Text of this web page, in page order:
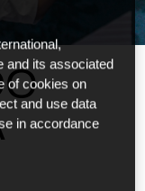
and its associated
of cookies on
and use data
in accordance